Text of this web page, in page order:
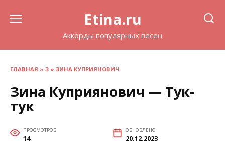
Etina.ru
Аккорды популярных песен
ГЛАВНАЯ » З » ЗИНА КУПРИЯНОВИЧ
Зина Куприянович — Тук-
тук
ПРОСМОТРОВ
14
ОБНОВЛЕНО
20.12.2023